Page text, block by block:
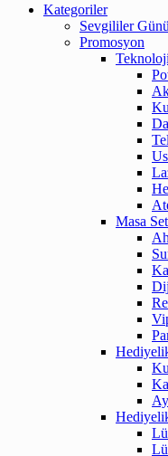
Kategoriler
Sevgililer
Promosyon
Masa